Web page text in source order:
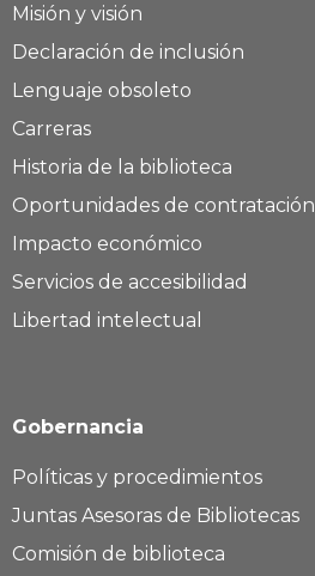
Misión y visión
Declaración de inclusión
Lenguaje obsoleto
Carreras
Historia de la biblioteca
Oportunidades de contratación
Impacto económico
Servicios de accesibilidad
Libertad intelectual
Gobernancia
Políticas y procedimientos
Juntas Asesoras de Bibliotecas
Comisión de biblioteca